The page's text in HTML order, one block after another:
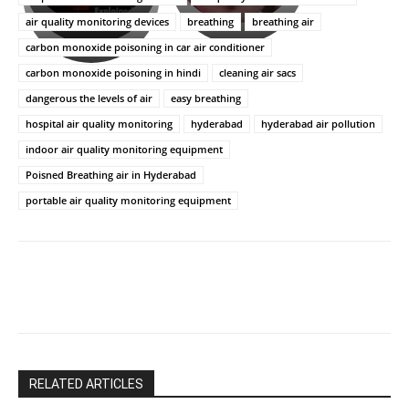
హీరోయిన్‏గా
శెట్టి.
ఉపాసన..
పాపం
రామ్
చరణ్
air quality monitoring devices
breathing
breathing air
carbon monoxide poisoning in car air conditioner
carbon monoxide poisoning in hindi
cleaning air sacs
dangerous the levels of air
easy breathing
hospital air quality monitoring
hyderabad
hyderabad air pollution
indoor air quality monitoring equipment
Poisned Breathing air in Hyderabad
portable air quality monitoring equipment
RELATED ARTICLES